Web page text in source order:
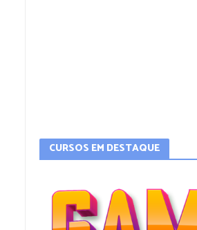
CURSOS EM DESTAQUE